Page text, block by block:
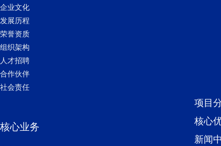
企业文化
发展历程
荣誉资质
组织架构
人才招聘
合作伙伴
社会责任
核心业务
项目
核心
新闻